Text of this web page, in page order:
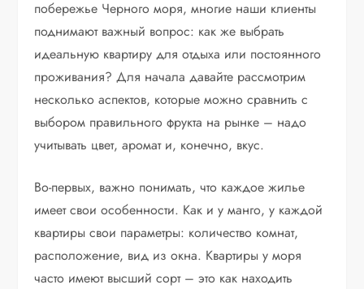
побережье Черного моря, многие наши клиенты
поднимают важный вопрос: как же выбрать
идеальную квартиру для отдыха или постоянного
проживания? Для начала давайте рассмотрим
несколько аспектов, которые можно сравнить с
выбором правильного фрукта на рынке – надо
учитывать цвет, аромат и, конечно, вкус.
Во-первых, важно понимать, что каждое жилье
имеет свои особенности. Как и у манго, у каждой
квартиры свои параметры: количество комнат,
расположение, вид из окна. Квартиры у моря
часто имеют высший сорт – это как находить